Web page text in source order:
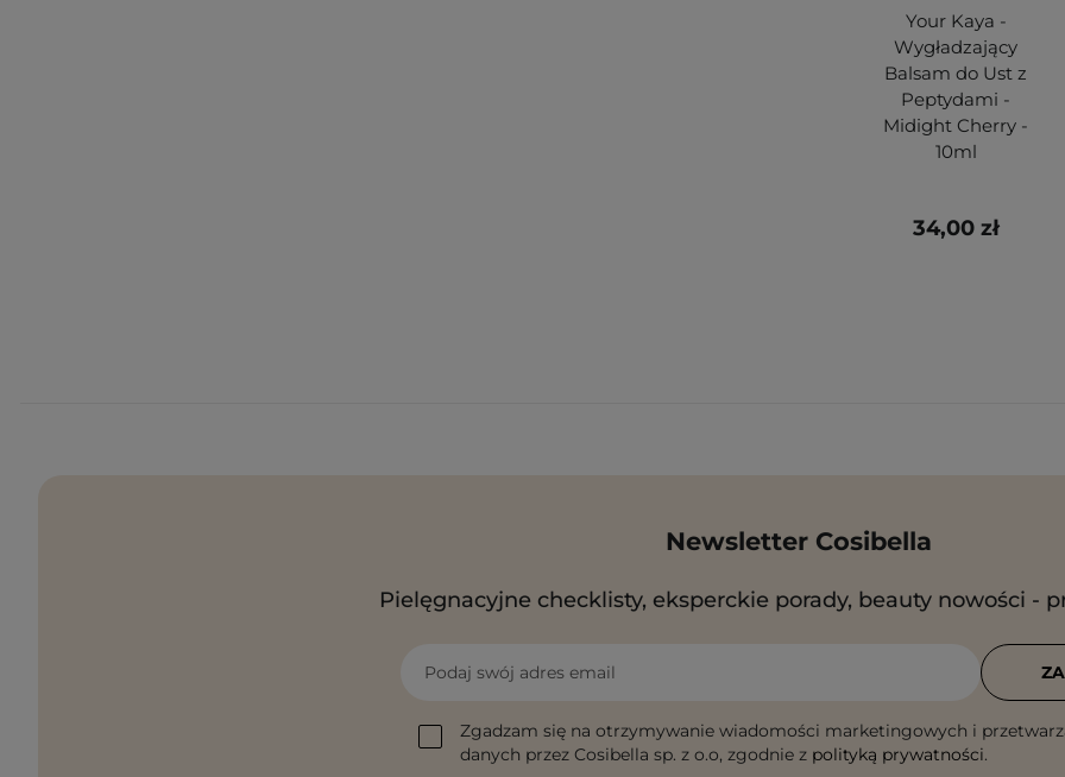
Your Kaya -
Wygładzający
Balsam do Ust z
Peptydami -
Midight Cherry -
10ml
34,00 zł
Newsletter Cosibella
Pielęgnacyjne checklisty, eksperckie porady, beauty nowości -
Podaj swój adres email
Zgadzam się na otrzymywanie wiadomości marketingowych i
danych przez Cosibella sp. z o.o, zgodnie z polityką prywatności.